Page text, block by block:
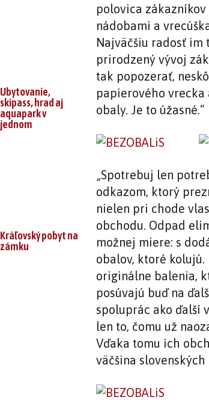
Ubytovanie,
skipass, hrad aj
aquapark v
jednom
Kráľovský pobyt na
zámku
polovica
nádobami a
Najväčšiu radosť im
prirodzený vývoj
tak popozerať,
papierového vrecka
obaly. Je to úžasné.“
„Spotrebuj len
odkazom, ktorý
nielen pri chode
obchodu. Odpad
možnej miere: s
obalov, ktoré
originálne balenia,
posúvajú buď na
spoluprác ako ďalší
len to, čomu už
Vďaka tomu ich
väčšina